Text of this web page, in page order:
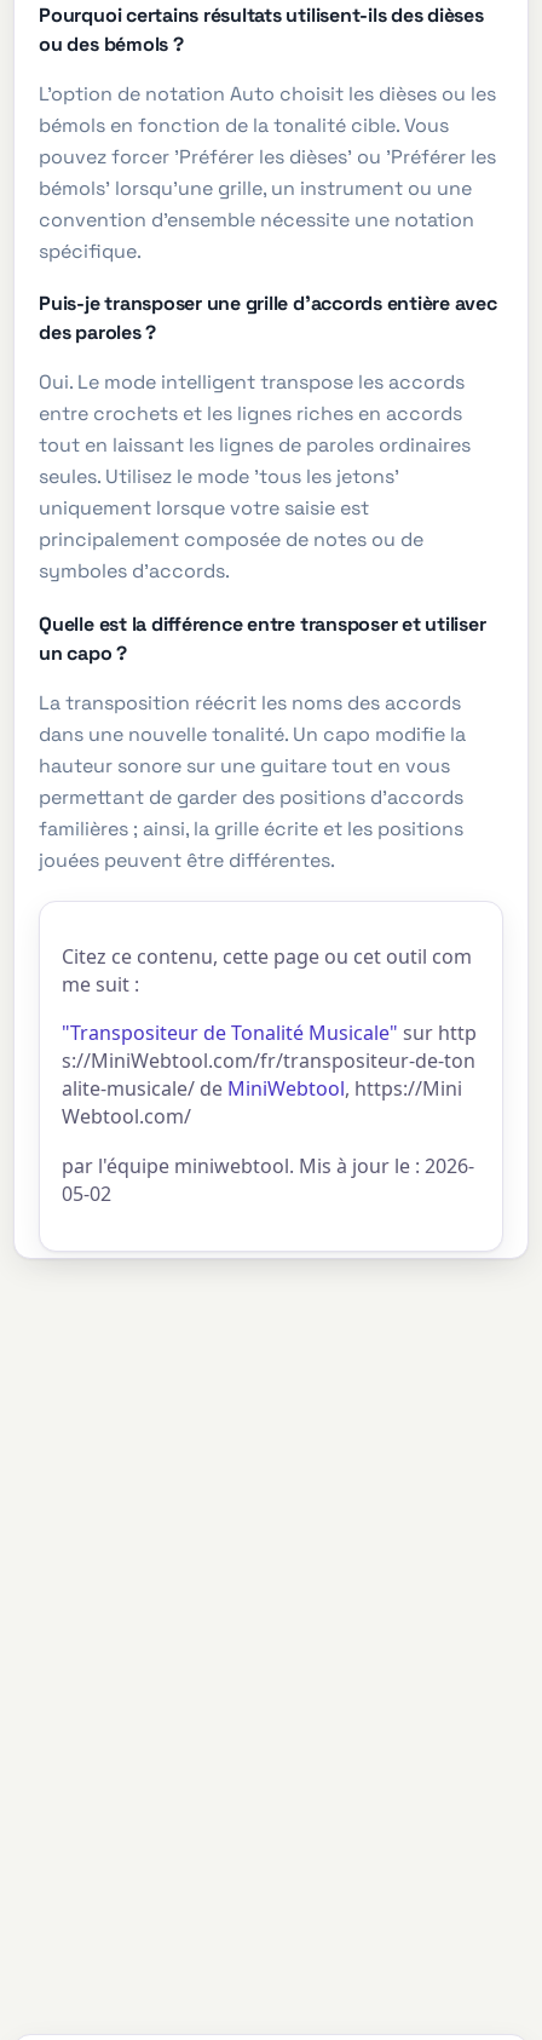
Pourquoi certains résultats utilisent-ils des dièses
ou des bémols ?
L'option de notation Auto choisit les dièses ou les
bémols en fonction de la tonalité cible. Vous
pouvez forcer 'Préférer les dièses' ou 'Préférer les
bémols' lorsqu'une grille, un instrument ou une
convention d'ensemble nécessite une notation
spécifique.
Puis-je transposer une grille d'accords entière avec
des paroles ?
Oui. Le mode intelligent transpose les accords
entre crochets et les lignes riches en accords
tout en laissant les lignes de paroles ordinaires
seules. Utilisez le mode 'tous les jetons'
uniquement lorsque votre saisie est
principalement composée de notes ou de
symboles d'accords.
Quelle est la différence entre transposer et utiliser
un capo ?
La transposition réécrit les noms des accords
dans une nouvelle tonalité. Un capo modifie la
hauteur sonore sur une guitare tout en vous
permettant de garder des positions d'accords
familières ; ainsi, la grille écrite et les positions
jouées peuvent être différentes.
Citez ce contenu, cette page ou cet outil com
me suit :
"Transpositeur de Tonalité Musicale" sur http
s://MiniWebtool.com/fr/transpositeur-de-ton
alite-musicale/ de MiniWebtool, https://Mini
Webtool.com/
par l'équipe miniwebtool. Mis à jour le : 2026-
05-02